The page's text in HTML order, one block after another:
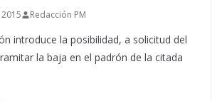
Redacción PM
introduce la posibilidad, a solicitud del
la baja en el padrón de la citada